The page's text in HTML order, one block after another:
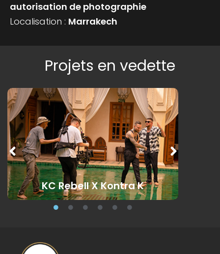
autorisation de photographie
Localisation : Marrakech
Projets en vedette
Emma - Stupida Allegria